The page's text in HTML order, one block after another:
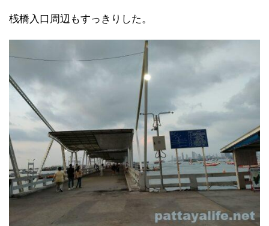
桟橋入口周辺もすっきりした。